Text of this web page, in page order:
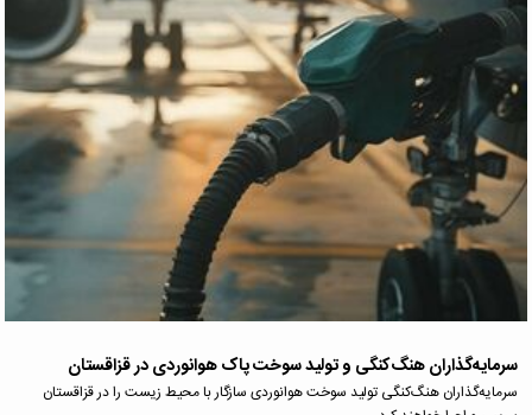
سرمایه‌گذاران هنگ‌کنگی و تولید سوخت پاک هوانوردی در قزاقستان
سرمایه‌گذاران هنگ‌کنگی تولید سوخت هوانوردی سازگار با محیط زیست را در قزاقستان